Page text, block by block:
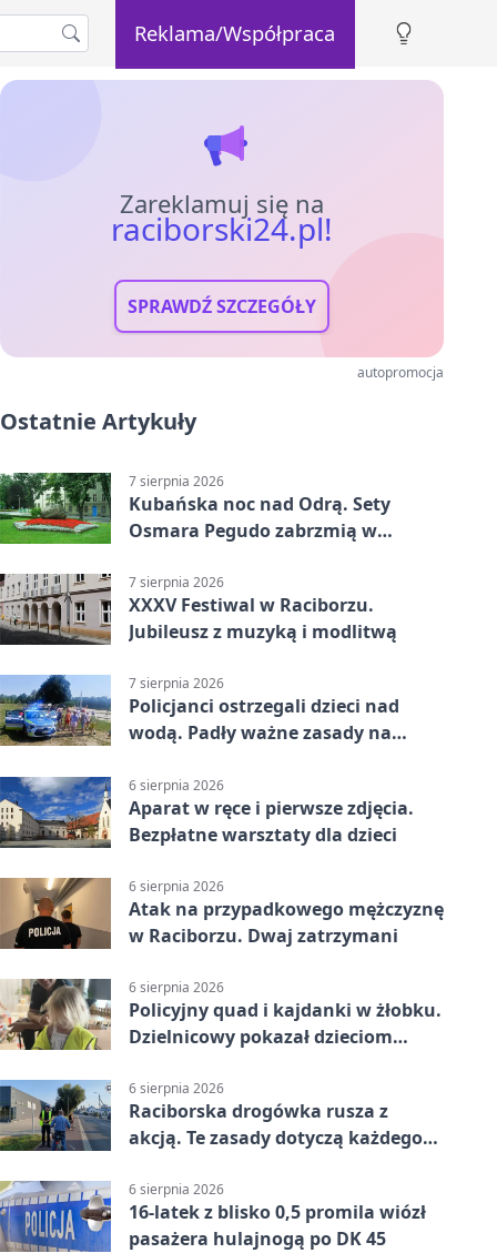
Reklama/Współpraca
Zareklamuj się na
raciborski24.pl!
SPRAWDŹ SZCZEGÓŁY
autopromocja
Ostatnie Artykuły
7 sierpnia 2026
Kubańska noc nad Odrą. Sety
Osmara Pegudo zabrzmią w
7 sierpnia 2026
XXXV Festiwal w Raciborzu.
Jubileusz z muzyką i modlitwą
7 sierpnia 2026
Policjanci ostrzegali dzieci nad
wodą. Padły ważne zasady na
6 sierpnia 2026
Aparat w ręce i pierwsze zdjęcia.
Bezpłatne warsztaty dla dzieci
6 sierpnia 2026
Atak na przypadkowego mężczyznę
w Raciborzu. Dwaj zatrzymani
6 sierpnia 2026
Policyjny quad i kajdanki w żłobku.
Dzielnicowy pokazał dzieciom
6 sierpnia 2026
Raciborska drogówka rusza z
akcją. Te zasady dotyczą każdego
6 sierpnia 2026
16-latek z blisko 0,5 promila wiózł
pasażera hulajnogą po DK 45